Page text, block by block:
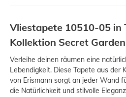
Vliestapete 10510-05 in
Kollektion Secret
Verleihe deinen räumen eine
Lebendigkeit. Diese Tapete aus der
von Erismann sorgt an jeder Wand
die Natürlichkeit und stilvolle